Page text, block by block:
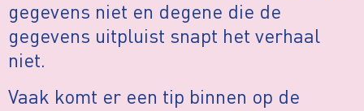
gegevens niet en degene die de
gegevens uitpluist snapt het verhaal
niet.
Vaak komt er een tip binnen op de